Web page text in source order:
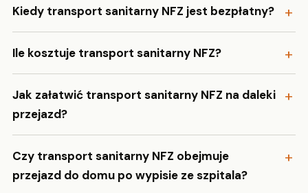
Kiedy transport sanitarny NFZ jest bezpłatny?
Ile kosztuje transport sanitarny NFZ?
Jak załatwić transport sanitarny NFZ na daleki
przejazd?
Czy transport sanitarny NFZ obejmuje
przejazd do domu po wypisie ze szpitala?